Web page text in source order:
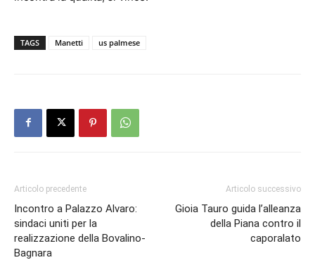
TAGS Manetti us palmese
Articolo precedente
Incontro a Palazzo Alvaro:
sindaci uniti per la
realizzazione della Bovalino-
Bagnara
Articolo successivo
Gioia Tauro guida l’alleanza
della Piana contro il
caporalato